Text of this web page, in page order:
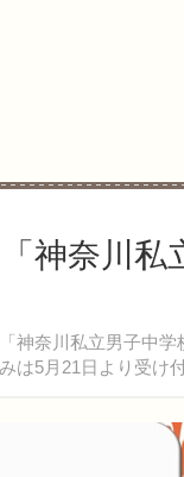
神奈川私
奈川私立男子中学
は5月21日より受け付